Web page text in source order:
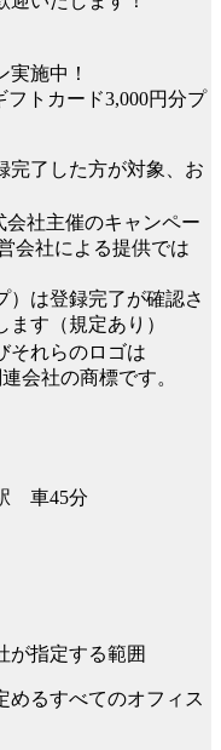
施中！
フトカード3,000円分プ
了した方が対象、お
社主催のキャンペー
会社による提供では
は登録完了が確認さ
す（規定あり）
それらのロゴは
会社の商標です。
車45分
が指定する範囲
めるすべてのオフィス